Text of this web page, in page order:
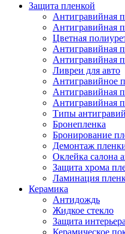
Защита пленкой
Антигравийная
Антигравийная
Цветная
Антигравийная
Антигравийная
Ливреи для авто
Антигравийное
Антигравийная
Антигравийная
Типы
Бронепленка
Бронирование
Демонтаж
Оклейка салона
Защита хрома
Ламинация
Керамика
Антидождь
Жидкое стекло
Защита
Керамическое